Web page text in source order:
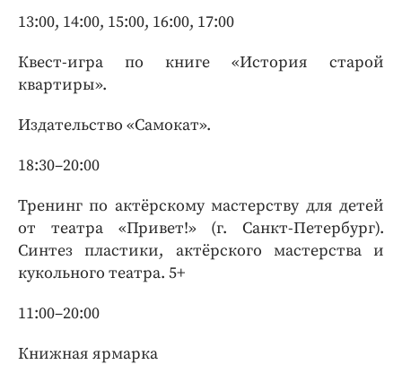
13:00, 14:00, 15:00, 16:00, 17:00
Квест-игра по книге «История старой
квартиры».
Издательство «Самокат».
18:30–20:00
Тренинг по актёрскому мастерству для детей
от театра «Привет!» (г. Санкт-Петербург).
Синтез пластики, актёрского мастерства и
кукольного театра. 5+
11:00–20:00
Книжная ярмарка